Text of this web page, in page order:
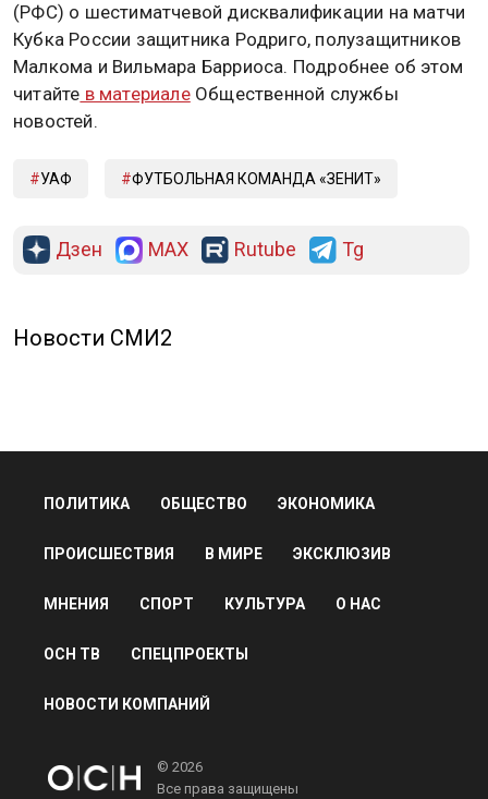
(РФС) о шестиматчевой дисквалификации на матчи
Кубка России защитника Родриго, полузащитников
Малкома и Вильмара Барриоса. Подробнее об этом
читайте в материалеОбщественной службы
новостей.
УАФ ФУТБОЛЬНАЯ КОМАНДА «ЗЕНИТ»
Дзен MAX Rutube Tg
Новости СМИ2
ПОЛИТИКА ОБЩЕСТВО ЭКОНОМИКА
ПРОИСШЕСТВИЯ В МИРЕ ЭКСКЛЮЗИВ
МНЕНИЯ СПОРТ КУЛЬТУРА О НАС
ОСН ТВ СПЕЦПРОЕКТЫ
НОВОСТИ КОМПАНИЙ
© 2026
Все права защищены